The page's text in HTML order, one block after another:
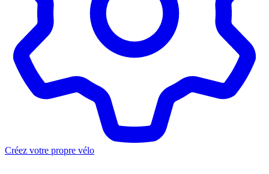
Créez votre propre vélo